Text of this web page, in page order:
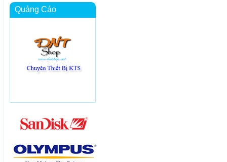
Quảng Cáo